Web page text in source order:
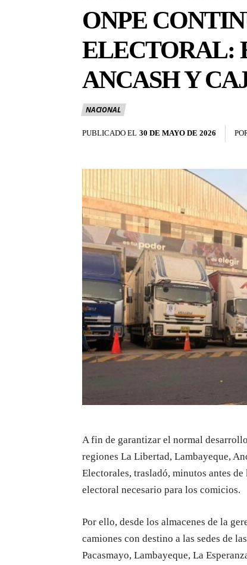
ONPE
ELECTORAL:
ANCASH Y
NACIONAL
PUBLICADO EL 30 DE MAYO DE 2026
A fin de garantizar el normal
regiones La Libertad, Lambayeque,
Electorales, trasladó, minutos antes
electoral necesario para los comicios.
Por ello, desde los almacenes de la
camiones con destino a las sedes de
Pacasmayo, Lambayeque, La